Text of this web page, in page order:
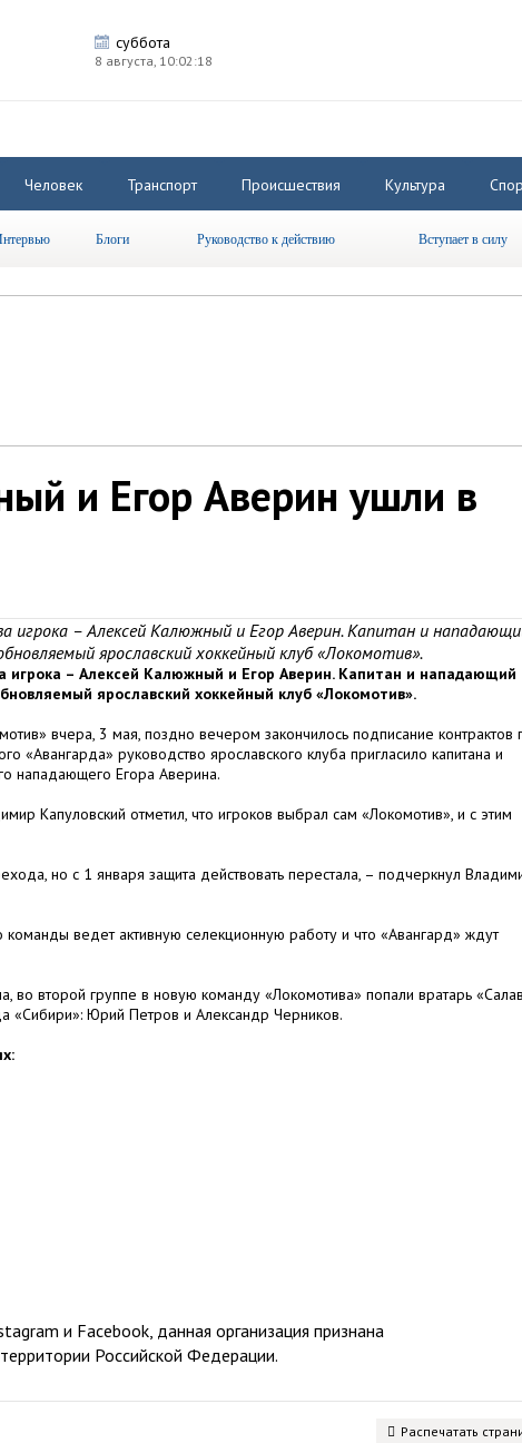
суббота
8 августа, 10:02:18
Человек Транспорт Происшествия Культура
Блоги Руководство к действию Вступает в силу
и Егор Аверин ушли в
игрока – Алексей Калюжный и Егор Аверин. Капитан и
ярославский хоккейный клуб «Локомотив».
игрока – Алексей Калюжный и Егор Аверин. Капитан и нападающий
ярославский хоккейный клуб «Локомотив».
вчера, 3 мая, поздно вечером закончилось подписание контрактов
«Авангарда» руководство ярославского клуба пригласило капитана и
нападающего Егора Аверина.
Капуловский отметил, что игроков выбрал сам «Локомотив», и с этим
но с 1 января защита действовать перестала, – подчеркнул
команды ведет активную селекционную работу и что «Авангард» ждут
во второй группе в новую команду «Локомотива» попали вратарь
«Сибири»: Юрий Петров и Александр Черников.
и Facebook, данная организация признана
Российской Федерации.
Распечатать